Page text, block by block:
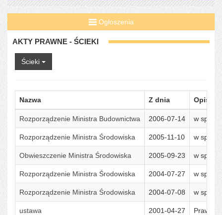
Ogłoszenia
AKTY PRAWNE - ŚCIEKI
Ścieki
Nazwa Z dnia Opis
Rozporządzenie Ministra Budownictwa 2006-07-14 w
Rozporządzenie Ministra Środowiska 2005-11-10 w
Obwieszczenie Ministra Środowiska 2005-09-23 w
Rozporządzenie Ministra Środowiska 2004-07-27 w
Rozporządzenie Ministra Środowiska 2004-07-08 w
ustawa 2001-04-27 Prawo